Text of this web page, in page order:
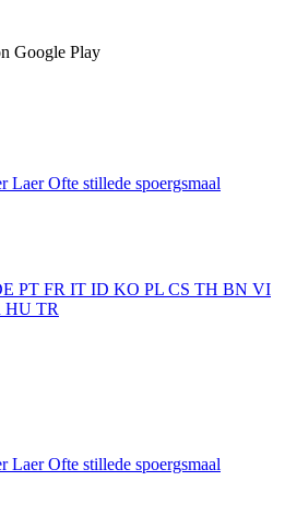
Google Play
LaerOfte stillede spoergsmaal
PT FR IT ID KO PL CS TH BN VI
HU TR
LaerOfte stillede spoergsmaal